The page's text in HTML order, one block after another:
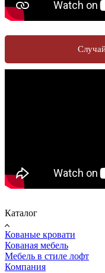
Каталог
Кованые кровати
Кованая мебель
Мебель в стиле лофт
Компания